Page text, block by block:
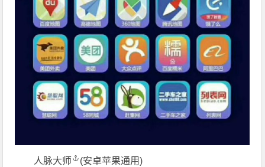
人脉大师
(安卓苹果通用)